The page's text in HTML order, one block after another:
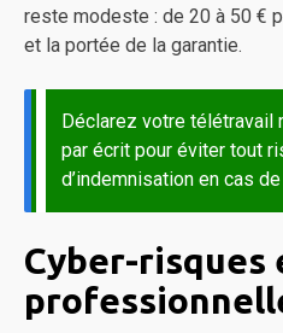
reste modeste : de 20 à 50 €
et la portée de la garantie.
Déclarez votre télétravail
par écrit pour éviter tout
d’indemnisation en cas
Cyber-risques